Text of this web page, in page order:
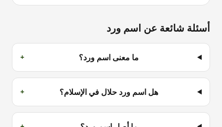
أسئلة شائعة عن اسم ورد
ما معنى اسم ورد؟ +
هل اسم ورد حلال في الإسلام؟ +